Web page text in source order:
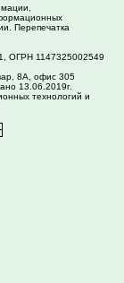
Перепечатка
ОГРН 1147325002549
8А, офис 305
13.06.2019г.
технологий и